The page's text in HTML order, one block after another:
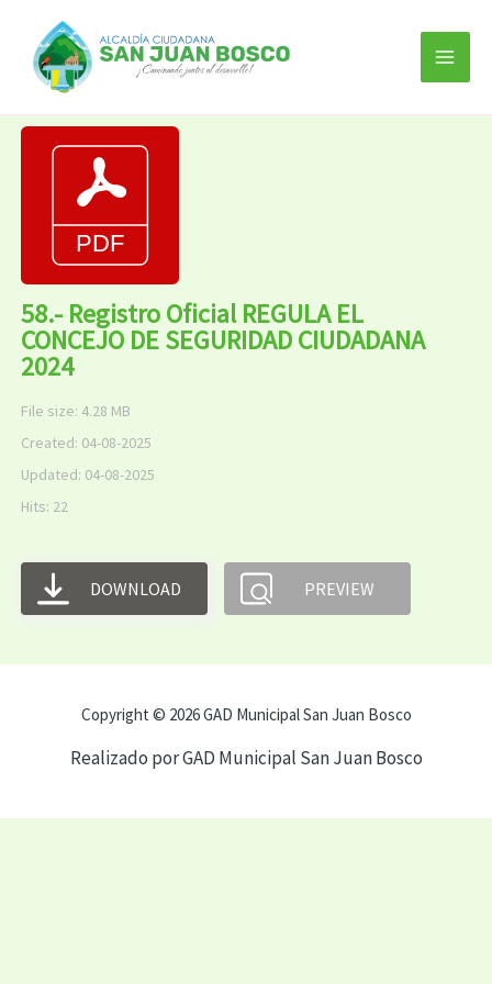
contenido
58.- Registro Oficial REGULA EL
CONCEJO DE SEGURIDAD CIUDADANA
2024
File size: 4.28 MB
Created: 04-08-2025
Updated: 04-08-2025
Hits: 22
DOWNLOAD PREVIEW
Copyright © 2026 GAD Municipal San Juan Bosco
Realizado por GAD Municipal San Juan Bosco